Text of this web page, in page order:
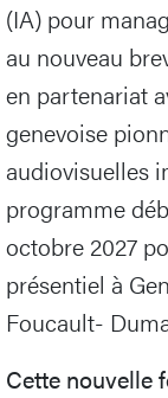
(IA) pour
au nouveau
en partenariat
genevoise
audiovisuelles
programme
octobre 2027
présentiel à
Foucault-
Cette nouvelle